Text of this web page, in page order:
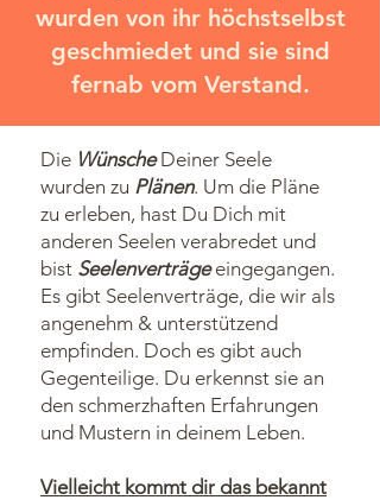
wurden von ihr höchstselbst
geschmiedet und sie sind
fernab vom Verstand.
Die WünscheDeiner Seele
wurden zu Plänen. Um die Pläne
zu erleben, hast Du Dich mit
anderen Seelen verabredet und
bist Seelenverträgeeingegangen.
Es gibt Seelenverträge, die wir als
angenehm & unterstützend
empfinden. Doch es gibt auch
Gegenteilige. Du erkennst sie an
den schmerzhaften Erfahrungen
und Mustern in deinem Leben.
Vielleicht kommt dir das bekannt